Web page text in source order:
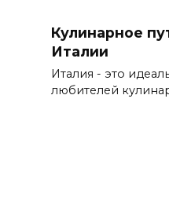
Кулинарное
Италии
Италия - это
любителей